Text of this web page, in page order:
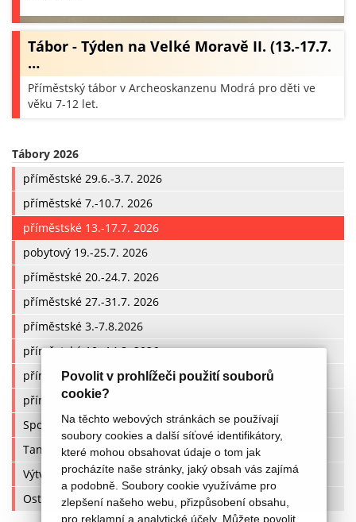
Povolit v prohlížeči použití souborů
cookie?
Na těchto webových stránkách se používají
soubory cookies a další síťové identifikátory,
které mohou obsahovat údaje o tom jak
procházíte naše stránky, jaký obsah vás zajímá
a podobně. Soubory cookie využíváme pro
zlepšení našeho webu, přizpůsobení obsahu,
pro reklamní a analytické účely. Můžete povolit,
Tábor - Týden na Velké Moravě II. (13.-17.7.
…
Příměstský tábor v Archeoskanzenu Modrá pro děti ve
věku 7-12 let.
Tábory 2026
příměstské 29.6.-3.7. 2026
příměstské 7.-10.7. 2026
příměstské 13.-17.7. 2026
pobytový 19.-25.7. 2026
příměstské 20.-24.7. 2026
příměstské 27.-31.7. 2026
příměstské 3.-7.8.2026
příměstské 10.-14.8. 2026
příměstské 17.-21.8. 2026
příměstské 24.-28.8. 2026
Sportovní
Taneční
Výtvarné
Ostatní